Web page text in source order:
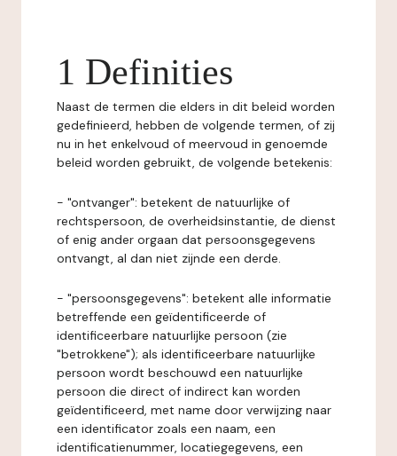
1 Definities
Naast de termen die elders in dit beleid worden
gedefinieerd, hebben de volgende termen, of zij
nu in het enkelvoud of meervoud in genoemde
beleid worden gebruikt, de volgende betekenis:
- "ontvanger": betekent de natuurlijke of
rechtspersoon, de overheidsinstantie, de dienst
of enig ander orgaan dat persoonsgegevens
ontvangt, al dan niet zijnde een derde.
- "persoonsgegevens": betekent alle informatie
betreffende een geïdentificeerde of
identificeerbare natuurlijke persoon (zie
"betrokkene"); als identificeerbare natuurlijke
persoon wordt beschouwd een natuurlijke
persoon die direct of indirect kan worden
geïdentificeerd, met name door verwijzing naar
een identificator zoals een naam, een
identificatienummer, locatiegegevens, een